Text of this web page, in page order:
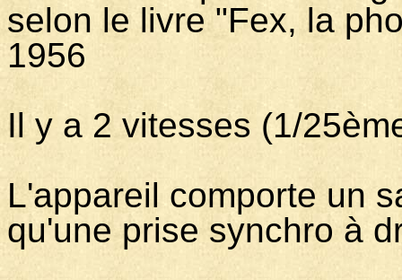
selon le livre "Fex, la
1956
Il y a 2 vitesses (1/
L'appareil comporte un
qu'une prise synchro à